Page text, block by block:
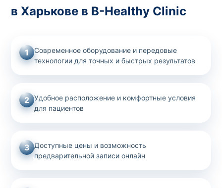
в Харькове в B-Healthy Clinic
1
Современное оборудование и передовые
технологии для точных и быстрых результатов
2 Удобное расположение и комфортные условия
для пациентов
3 Доступные цены и возможность
предварительной записи онлайн